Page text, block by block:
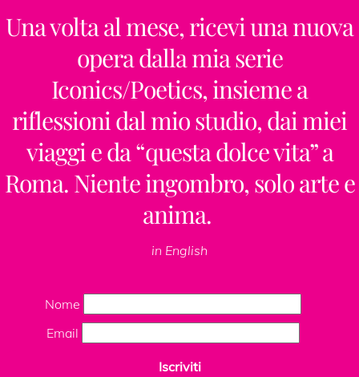
Una volta al mese, ricevi una nuova
opera dalla mia serie
Iconics/Poetics, insieme a
riflessioni dal mio studio, dai miei
viaggi e da “questa dolce vita” a
Roma. Niente ingombro, solo arte e
anima.
in English
Nome
Email
Iscriviti